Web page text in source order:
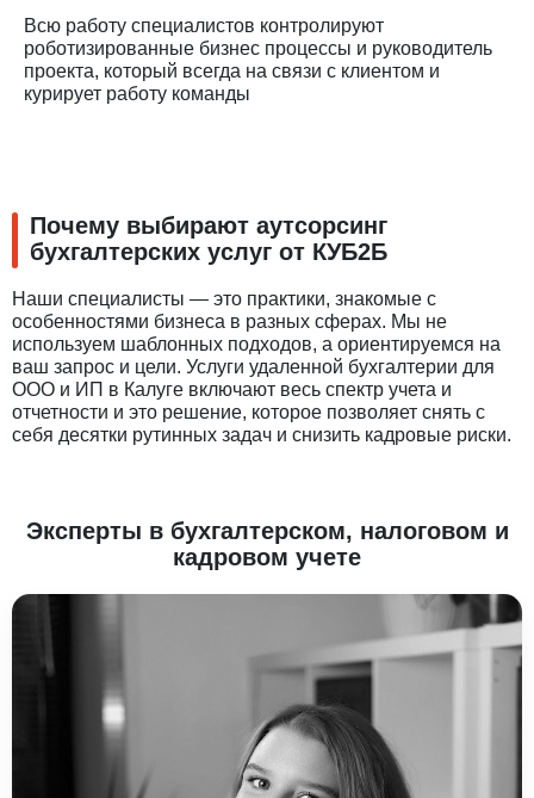
Всю работу специалистов контролируют
роботизированные бизнес процессы и руководитель
проекта, который всегда на связи с клиентом и
курирует работу команды
Почему выбирают аутсорсинг
бухгалтерских услуг от КУБ2Б
Наши специалисты — это практики, знакомые с
особенностями бизнеса в разных сферах. Мы не
используем шаблонных подходов, а ориентируемся на
ваш запрос и цели. Услуги удаленной бухгалтерии для
ООО и ИП в Калуге включают весь спектр учета и
отчетности и это решение, которое позволяет снять с
себя десятки рутинных задач и снизить кадровые риски.
Эксперты в бухгалтерском, налоговом и
кадровом учете